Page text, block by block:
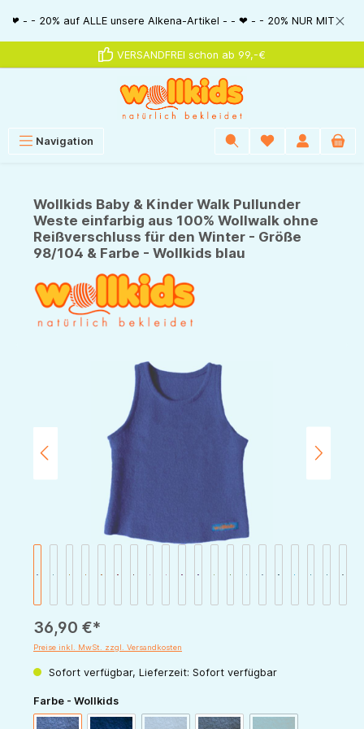
springen
auf ALLE unsere Alkena-Artikel - - ❤ - - 20% NUR MIT
VERSANDFREI schon ab 99,-€
Navigation
Wollkids Baby & Kinder Walk Pullunder
Weste einfarbig aus 100% Wollwalk ohne
Reißverschluss für den Winter - Größe
98/104 & Farbe - Wollkids blau
Bildergalerie überspringen
36,90 €*
Preise inkl. MwSt. zzgl. Versandkosten
Sofort verfügbar, Lieferzeit: Sofort verfügbar
Farbe - Wollkidsauswählen